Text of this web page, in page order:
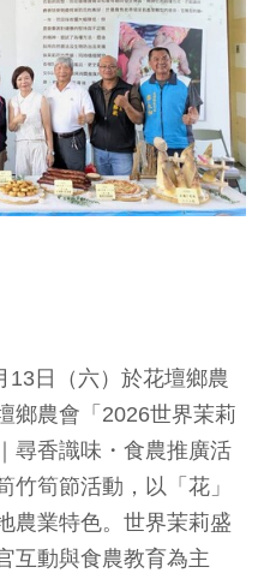
13日（六）於花壇鄉農
鄉農會「2026世界茉莉
尋香識味・食農推廣活
竹筍節活動，以「花」
農業特色。世界茉莉盛
互動與食農教育為主